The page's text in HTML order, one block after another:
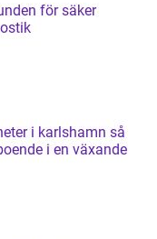
i karlshamn så
i en växande